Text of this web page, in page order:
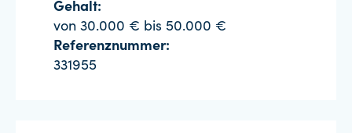
Gehalt:
von 30.000 € bis 50.000 €
Referenznummer:
331955